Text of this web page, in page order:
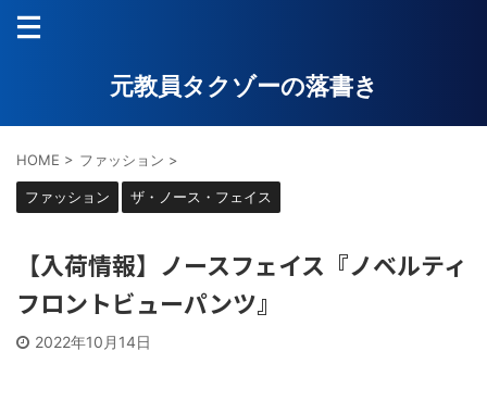
元教員タクゾーの落書き
HOME > ファッション >
ファッション ザ・ノース・フェイス
【入荷情報】ノースフェイス『ノベルティ
フロントビューパンツ』
2022年10月14日